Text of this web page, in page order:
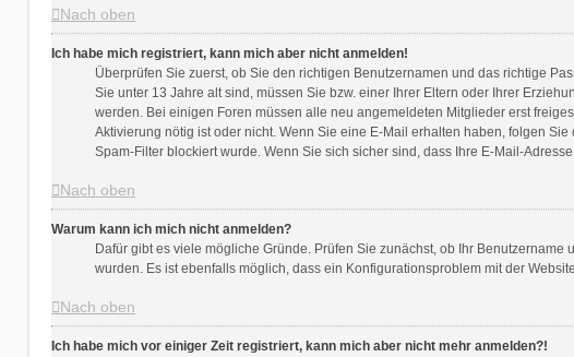
Nach oben
Ich habe mich registriert, kann mich aber nicht anmelden!
Überprüfen Sie zuerst, ob Sie den richtigen Benutzernamen und das richtige
Sie unter 13 Jahre alt sind, müssen Sie bzw. einer Ihrer Eltern oder Ihrer
werden. Bei einigen Foren müssen alle neu angemeldeten Mitglieder erst
Aktivierung nötig ist oder nicht. Wenn Sie eine E-Mail erhalten haben, folgen
Spam-Filter blockiert wurde. Wenn Sie sich sicher sind, dass Ihre E-Mail-
Nach oben
Warum kann ich mich nicht anmelden?
Dafür gibt es viele mögliche Gründe. Prüfen Sie zunächst, ob Ihr
wurden. Es ist ebenfalls möglich, dass ein Konfigurationsproblem mit der
Nach oben
Ich habe mich vor einiger Zeit registriert, kann mich aber nicht mehr anmelden?!